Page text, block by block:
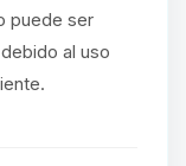
puede ser
al uso